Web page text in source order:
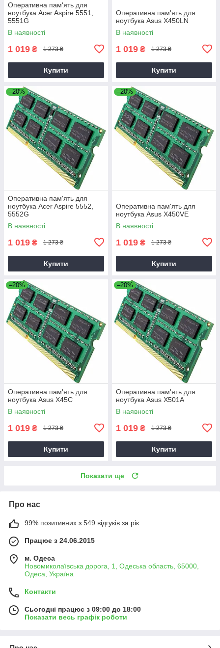
Оперативна пам'ять для
ноутбука Acer Aspire 5551,
5551G
В наявності
1 019 ₴ 1 273 ₴
Купити
Оперативна пам'ять для
ноутбука Asus X450LN
В наявності
1 019 ₴ 1 273 ₴
Купити
–20%
Оперативна пам'ять для
ноутбука Acer Aspire 5552,
5552G
В наявності
1 019 ₴ 1 273 ₴
Купити
–20%
Оперативна пам'ять для
ноутбука Asus X450VE
В наявності
1 019 ₴ 1 273 ₴
Купити
–20%
Оперативна пам'ять для
ноутбука Asus X45C
В наявності
1 019 ₴ 1 273 ₴
Купити
–20%
Оперативна пам'ять для
ноутбука Asus X501A
В наявності
1 019 ₴ 1 273 ₴
Купити
Показати ще
Про нас
99% позитивних з 549 відгуків за рік
Працює з 24.06.2015
м. Одеса
Новомиколаївська дорога, 1, Одеська область, 65000,
Одеса, Україна
Контакти
Сьогодні працює з 09:00 до 18:00
Показати весь графік роботи